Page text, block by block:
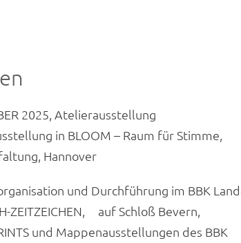
2025, Atelierausstellung
in BLOOM – Raum für Stimme,
Hannover
und Durchführung im BBK
ZEITZEICHEN, auf Schloß Bevern,
und Mappenausstellungen des BBK